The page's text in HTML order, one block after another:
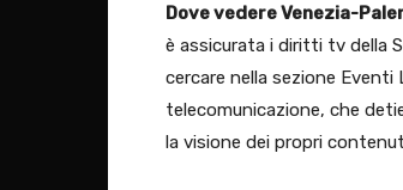
Dove vedere Venezia-
è assicurata i diritti tv della
cercare nella sezione
telecomunicazione, che
la visione dei propri